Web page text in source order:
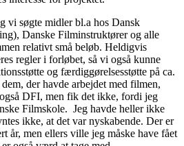
vi søgte midler bl.a hos Dansk
Danske Filminstruktører og alle
relativt små beløb. Heldigvis
regler i forløbet, så vi også kunne
og færdiggørelsesstøtte på ca.
der havde arbejdet med filmen,
DFI, men fik det ikke, fordi jeg
Filmskole. Jeg havde heller ikke
ikke, at det var nyskabende. Der er
år, men ellers ville jeg måske have fået